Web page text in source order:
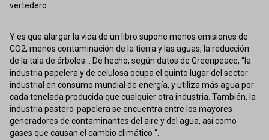
vertedero.
Y es que alargar la vida de un libro supone menos emisiones de
CO2, menos contaminación de la tierra y las aguas, la reducción
de la tala de árboles... De hecho, según datos de Greenpeace, “la
industria papelera y de celulosa ocupa el quinto lugar del sector
industrial en consumo mundial de energía, y utiliza más agua por
cada tonelada producida que cualquier otra industria. También, la
industria pastero-papelera se encuentra entre los mayores
generadores de contaminantes del aire y del agua, así como
gases que causan el cambio climático “.